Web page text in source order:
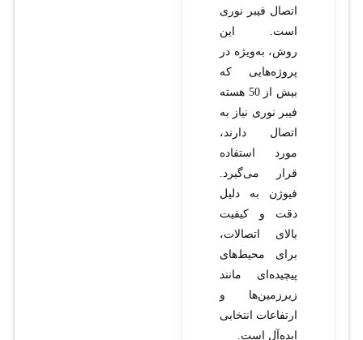
اتصال فیبر نوری
است. این
روش، به‌ویژه در
پروژه‌هایی که
بیش از 50 هسته
فیبر نوری نیاز به
اتصال دارند،
مورد استفاده
قرار می‌گیرد.
فیوژن به دلیل
دقت و کیفیت
بالای اتصالات،
برای محیط‌های
پیچیده‌ای مانند
زیرزمین‌ها و
ارتفاعات انتخابی
ایده‌آل است.